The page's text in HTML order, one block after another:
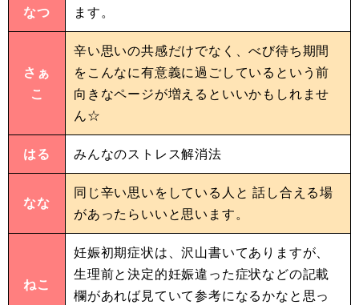
なつ
ます。
さぁ
こ
辛い思いの共感だけでなく、べび待ち期間
をこんなに有意義に過ごしているという前
向きなページが増えるといいかもしれませ
ん☆
はる みんなのストレス解消法
なな
同じ辛い思いをしている人と 話し合える場
があったらいいと思います。
ねこ
妊娠初期症状は、沢山書いてありますが、
生理前と決定的妊娠違った症状などの記載
欄があれば見ていて参考になるかなと思っ